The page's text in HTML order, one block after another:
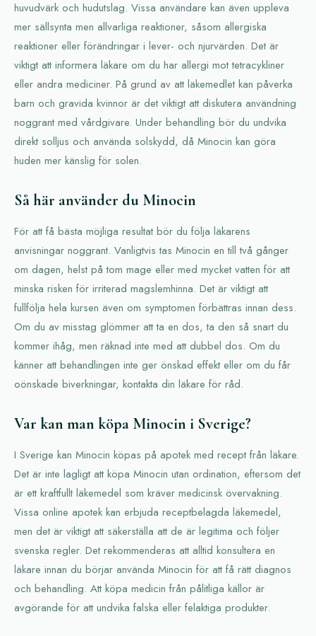
huvudvärk och hudutslag. Vissa användare kan även uppleva
mer sällsynta men allvarliga reaktioner, såsom allergiska
reaktioner eller förändringar i lever- och njurvärden. Det är
viktigt att informera läkare om du har allergi mot tetracykliner
eller andra mediciner. På grund av att läkemedlet kan påverka
barn och gravida kvinnor är det viktigt att diskutera användning
noggrant med vårdgivare. Under behandling bör du undvika
direkt solljus och använda solskydd, då Minocin kan göra
huden mer känslig för solen.
Så här använder du Minocin
För att få bästa möjliga resultat bör du följa läkarens
anvisningar noggrant. Vanligtvis tas Minocin en till två gånger
om dagen, helst på tom mage eller med mycket vatten för att
minska risken för irriterad magslemhinna. Det är viktigt att
fullfölja hela kursen även om symptomen förbättras innan dess.
Om du av misstag glömmer att ta en dos, ta den så snart du
kommer ihåg, men räknad inte med att dubbel dos. Om du
känner att behandlingen inte ger önskad effekt eller om du får
oönskade biverkningar, kontakta din läkare för råd.
Var kan man köpa Minocin i Sverige?
I Sverige kan Minocin köpas på apotek med recept från läkare.
Det är inte lagligt att köpa Minocin utan ordination, eftersom det
är ett kraftfullt läkemedel som kräver medicinsk övervakning.
Vissa online apotek kan erbjuda receptbelagda läkemedel,
men det är viktigt att säkerställa att de är legitima och följer
svenska regler. Det rekommenderas att alltid konsultera en
läkare innan du börjar använda Minocin för att få rätt diagnos
och behandling. Att köpa medicin från pålitliga källor är
avgörande för att undvika falska eller felaktiga produkter.